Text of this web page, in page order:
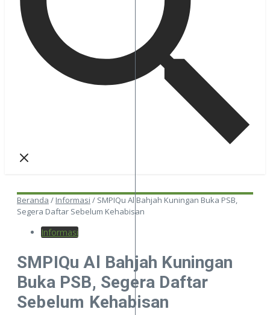
Beranda / Informasi / SMPIQu Al Bahjah Kuningan Buka PSB,
Segera Daftar Sebelum Kehabisan
Informasi
SMPIQu Al Bahjah Kuningan
Buka PSB, Segera Daftar
Sebelum Kehabisan